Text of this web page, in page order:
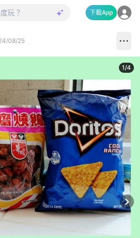
下載App
08/25
1/4